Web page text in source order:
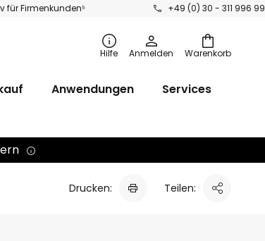
für Firmenkunden⁵ +49 (0) 30 - 311 996 99
Warenkorb
Hilfe Anmelden
Anwendungen
Services
Drucken: Teilen: